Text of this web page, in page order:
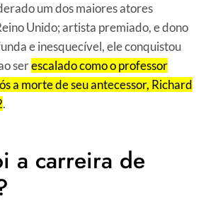
um dos maiores atores
Unido; artista premiado, e dono
e inesquecível, ele conquistou
serescalado como o professor
a morte de seu antecessor, Richard
.
a carreira de